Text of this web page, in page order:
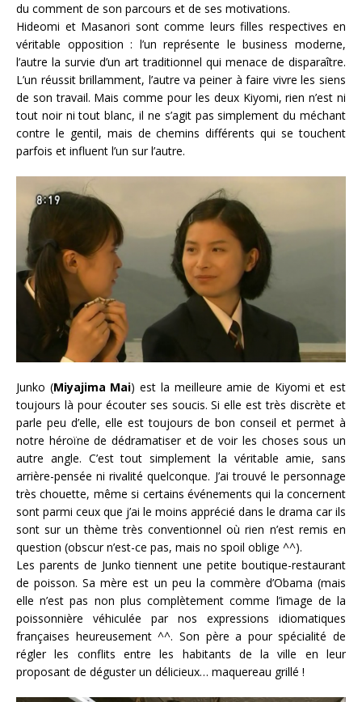
du comment de son parcours et de ses motivations.
Hideomi et Masanori sont comme leurs filles respectives en
véritable opposition : l’un représente le business moderne,
l’autre la survie d’un art traditionnel qui menace de disparaître.
L’un réussit brillamment, l’autre va peiner à faire vivre les siens
de son travail. Mais comme pour les deux Kiyomi, rien n’est ni
tout noir ni tout blanc, il ne s’agit pas simplement du méchant
contre le gentil, mais de chemins différents qui se touchent
parfois et influent l’un sur l’autre.
Junko (Miyajima Mai) est la meilleure amie de Kiyomi et est
toujours là pour écouter ses soucis. Si elle est très discrète et
parle peu d’elle, elle est toujours de bon conseil et permet à
notre héroïne de dédramatiser et de voir les choses sous un
autre angle. C’est tout simplement la véritable amie, sans
arrière-pensée ni rivalité quelconque. J’ai trouvé le personnage
très chouette, même si certains événements qui la concernent
sont parmi ceux que j’ai le moins apprécié dans le drama car ils
sont sur un thème très conventionnel où rien n’est remis en
question (obscur n’est-ce pas, mais no spoil oblige ^^).
Les parents de Junko tiennent une petite boutique-restaurant
de poisson. Sa mère est un peu la commère d’Obama (mais
elle n’est pas non plus complètement comme l’image de la
poissonnière véhiculée par nos expressions idiomatiques
françaises heureusement ^^. Son père a pour spécialité de
régler les conflits entre les habitants de la ville en leur
proposant de déguster un délicieux… maquereau grillé !